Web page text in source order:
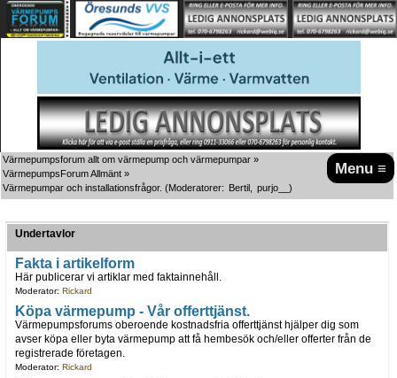
Menu ≡
Värmepumpsforum allt om värmepump och värmepumpar »
VärmepumpsForum Allmänt »
Värmepumpar och installationsfrågor. (Moderatorer: Bertil purjo__ )
Undertavlor
Fakta i artikelform
Här publicerar vi artiklar med faktainnehåll.
Moderator: Rickard
Köpa värmepump - Vår offerttjänst.
Värmepumpsforums oberoende kostnadsfria offerttjänst hjälper dig som
avser köpa eller byta värmepump att få hembesök och/eller offerter från de
registrerade företagen.
Moderator: Rickard